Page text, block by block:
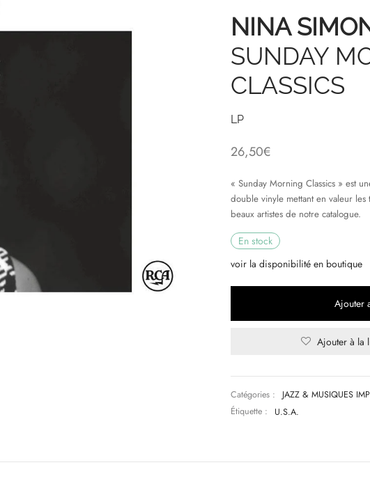
NINA
SUNDAY
CLASSICS
LP
26,50€
« Sunday Morning Classics » est
double vinyle mettant en valeur
beaux artistes de notre catalogue.
En stock
voir la disponibilité en boutique
Ajouter
Ajouter à la
Catégories : JAZZ & MUSIQUES
Étiquette :
U.S.A.